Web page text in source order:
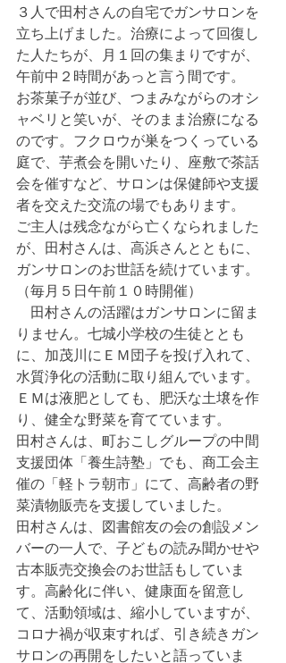
３人で田村さんの自宅でガンサロンを
立ち上げました。治療によって回復し
た人たちが、月１回の集まりですが、
午前中２時間があっと言う間です。
お茶菓子が並び、つまみながらのオシ
ャベリと笑いが、そのまま治療になる
のです。フクロウが巣をつくっている
庭で、芋煮会を開いたり、座敷で茶話
会を催すなど、サロンは保健師や支援
者を交えた交流の場でもあります。
ご主人は残念ながら亡くなられました
が、田村さんは、高浜さんとともに、
ガンサロンのお世話を続けています。
（毎月５日午前１０時開催）
田村さんの活躍はガンサロンに留ま
りません。七城小学校の生徒ととも
に、加茂川にＥＭ団子を投げ入れて、
水質浄化の活動に取り組んでいます。
ＥＭは液肥としても、肥沃な土壌を作
り、健全な野菜を育てています。
田村さんは、町おこしグループの中間
支援団体「養生詩塾」でも、商工会主
催の「軽トラ朝市」にて、高齢者の野
菜漬物販売を支援していました。
田村さんは、図書館友の会の創設メン
バーの一人で、子どもの読み聞かせや
古本販売交換会のお世話もしていま
す。高齢化に伴い、健康面を留意し
て、活動領域は、縮小していますが、
コロナ禍が収束すれば、引き続きガン
サロンの再開をしたいと語っていま